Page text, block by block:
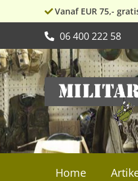
Vanaf EUR 75,-
06 400 222 58
Ga
door
naar
navigatie
Ga
naar
de
inhoud
Home